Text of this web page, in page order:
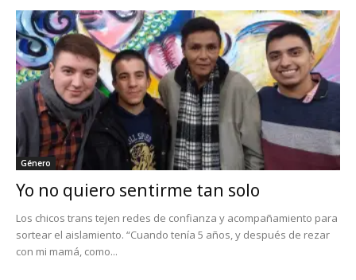
Género
Yo no quiero sentirme tan solo
Los chicos trans tejen redes de confianza y acompañamiento para
sortear el aislamiento. “Cuando tenía 5 años, y después de rezar
con mi mamá, como...